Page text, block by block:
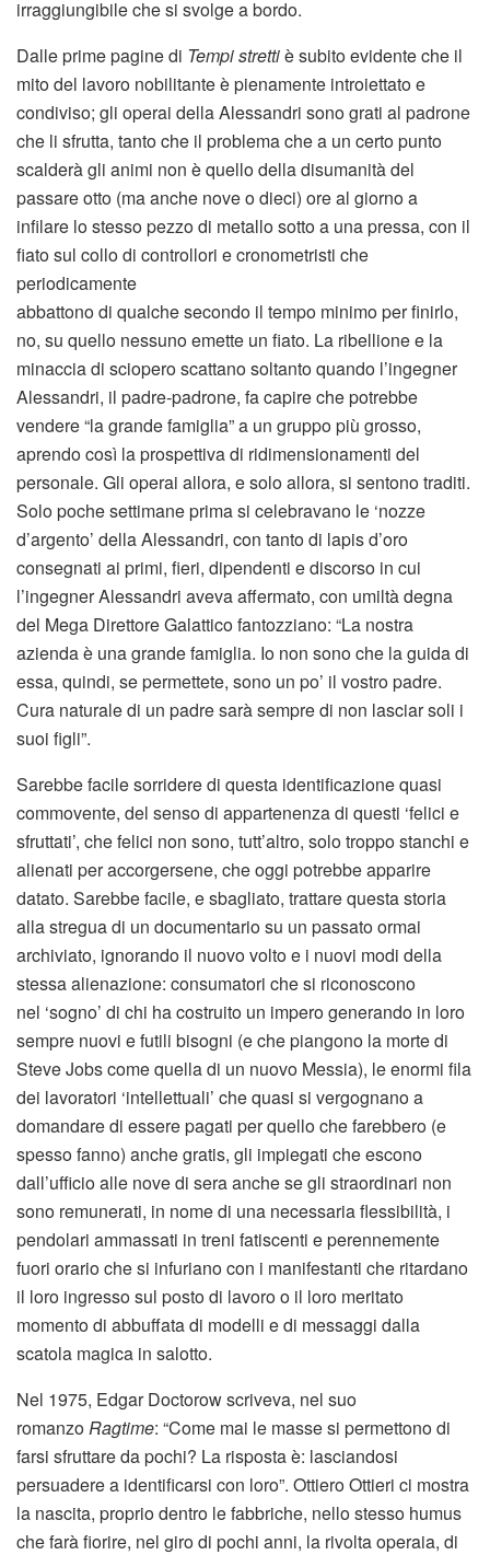
irraggiungibile che si svolge a bordo.
Dalle prime pagine di Tempi strettiè subito evidente che il
mito del lavoro nobilitante è pienamente introiettato e
condiviso; gli operai della Alessandri sono grati al padrone
che li sfrutta, tanto che il problema che a un certo punto
scalderà gli animi non è quello della disumanità del
passare otto (ma anche nove o dieci) ore al giorno a
infilare lo stesso pezzo di metallo sotto a una pressa, con il
fiato sul collo di controllori e cronometristi che
periodicamente
abbattono di qualche secondo il tempo minimo per finirlo,
no, su quello nessuno emette un fiato. La ribellione e la
minaccia di sciopero scattano soltanto quando l’ingegner
Alessandri, il padre-padrone, fa capire che potrebbe
vendere “la grande famiglia” a un gruppo più grosso,
aprendo così la prospettiva di ridimensionamenti del
personale. Gli operai allora, e solo allora, si sentono traditi.
Solo poche settimane prima si celebravano le ‘nozze
d’argento’ della Alessandri, con tanto di lapis d’oro
consegnati ai primi, fieri, dipendenti e discorso in cui
l’ingegner Alessandri aveva affermato, con umiltà degna
del Mega Direttore Galattico fantozziano: “La nostra
azienda è una grande famiglia. Io non sono che la guida di
essa, quindi, se permettete, sono un po’ il vostro padre.
Cura naturale di un padre sarà sempre di non lasciar soli i
suoi figli”.
Sarebbe facile sorridere di questa identificazione quasi
commovente, del senso di appartenenza di questi ‘felici e
sfruttati’, che felici non sono, tutt’altro, solo troppo stanchi e
alienati per accorgersene, che oggi potrebbe apparire
datato. Sarebbe facile, e sbagliato, trattare questa storia
alla stregua di un documentario su un passato ormai
archiviato, ignorando il nuovo volto e i nuovi modi della
stessa alienazione: consumatori che si riconoscono
nel ‘sogno’ di chi ha costruito un impero generando in loro
sempre nuovi e futili bisogni (e che piangono la morte di
Steve Jobs come quella di un nuovo Messia), le enormi fila
dei lavoratori ‘intellettuali’ che quasi si vergognano a
domandare di essere pagati per quello che farebbero (e
spesso fanno) anche gratis, gli impiegati che escono
dall’ufficio alle nove di sera anche se gli straordinari non
sono remunerati, in nome di una necessaria flessibilità, i
pendolari ammassati in treni fatiscenti e perennemente
fuori orario che si infuriano con i manifestanti che ritardano
il loro ingresso sul posto di lavoro o il loro meritato
momento di abbuffata di modelli e di messaggi dalla
scatola magica in salotto.
Nel 1975, Edgar Doctorow scriveva, nel suo
romanzoRagtime: “Come mai le masse si permettono di
farsi sfruttare da pochi? La risposta è: lasciandosi
persuadere a identificarsi con loro”. Ottiero Ottieri ci mostra
la nascita, proprio dentro le fabbriche, nello stesso humus
che farà fiorire, nel giro di pochi anni, la rivolta operaia, di